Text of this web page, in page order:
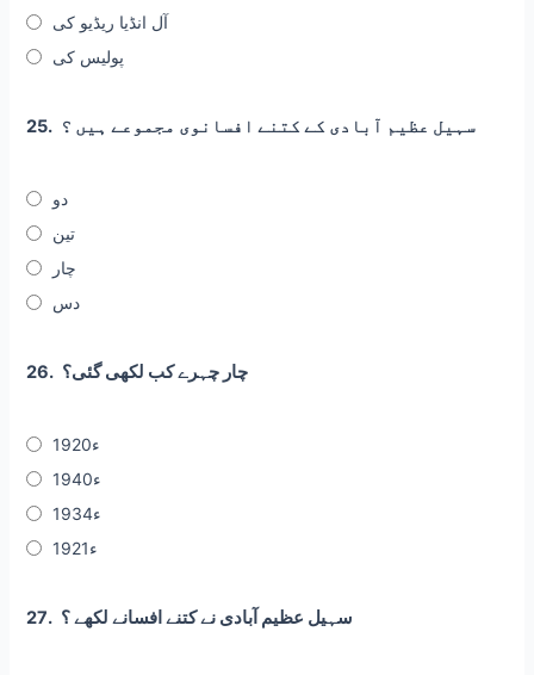
آل انڈیا ریڈیو کی
پولیس کی
25. سہیل عظیم آبادی کے کتنے افسانوی مجموعے ہیں ؟
دو
تین
چار
دس
26. چار چہرے کب لکھی گئی؟
1920ء
1940ء
1934ء
1921ء
27. سہیل عظیم آبادی نے کتنے افسانے لکھے ؟